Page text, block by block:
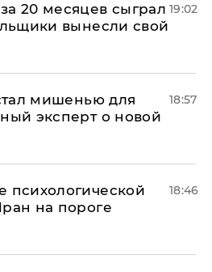
20 месяцев сыграл
вынесли свой
19:02
мишенью для
эксперт о новой
18:57
психологической
на пороге
18:46